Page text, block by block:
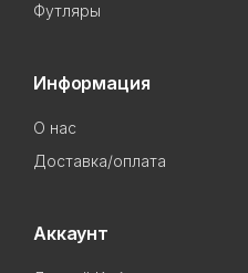
Футляры
Информация
О нас
Доставка/оплата
Аккаунт